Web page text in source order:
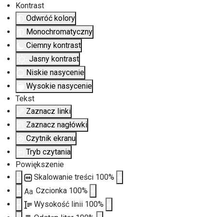
Kontrast
Odwróć kolory
Monochromatyczny
Ciemny kontrast
Jasny kontrast
Niskie nasycenie
Wysokie nasycenie
Tekst
Zaznacz linki
Zaznacz nagłówki
Czytnik ekranu
Tryb czytania
Powiększenie
Skalowanie treści 100%
Aa Czcionka 100%
Wysokość linii 100%